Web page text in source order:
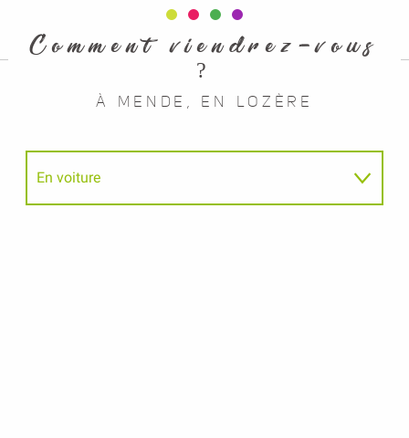
Comment viendrez-vous
?
À MENDE, EN LOZÈRE
En voiture